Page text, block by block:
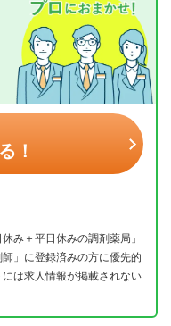
！
み＋平日休みの調剤薬局」
」に登録済みの方に優先的
は求人情報が掲載されない